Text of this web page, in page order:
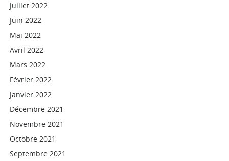
Juillet 2022
Juin 2022
Mai 2022
Avril 2022
Mars 2022
Février 2022
Janvier 2022
Décembre 2021
Novembre 2021
Octobre 2021
Septembre 2021